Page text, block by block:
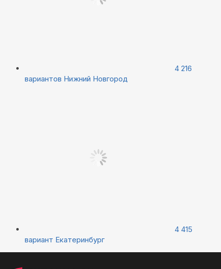
4 216
вариантов Нижний Новгород
4 415
вариант Екатеринбург